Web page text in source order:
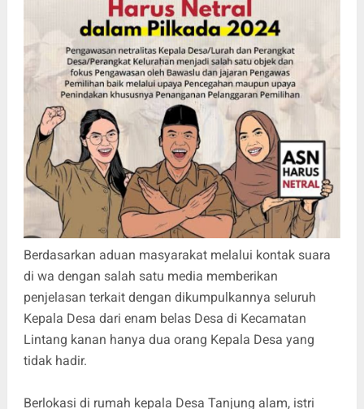
Berdasarkan aduan masyarakat melalui kontak suara
di wa dengan salah satu media memberikan
penjelasan terkait dengan dikumpulkannya seluruh
Kepala Desa dari enam belas Desa di Kecamatan
Lintang kanan hanya dua orang Kepala Desa yang
tidak hadir.
Berlokasi di rumah kepala Desa Tanjung alam, istri